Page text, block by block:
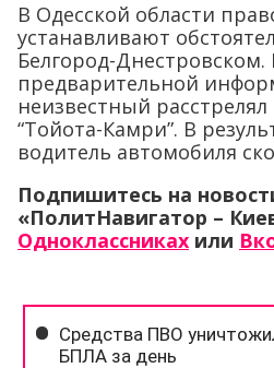
В Одесской области
устанавливают
Белгород-Днестровском.
предварительной
неизвестный
“Тойота-Камри”. В
водитель автомобиля
Подпишитесь на
«ПолитНавигатор –
Одноклассниках или